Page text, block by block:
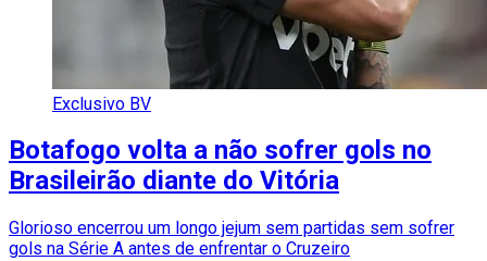
Exclusivo BV
Botafogo volta a não sofrer gols no
Brasileirão diante do Vitória
Glorioso encerrou um longo jejum sem partidas sem sofrer
gols na Série A antes de enfrentar o Cruzeiro